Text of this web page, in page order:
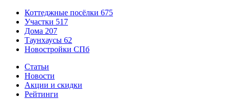
Коттеджные посёлки 675
Участки 517
Дома 207
Таунхаусы 62
Новостройки СПб
Статьи
Новости
Акции и скидки
Рейтинги